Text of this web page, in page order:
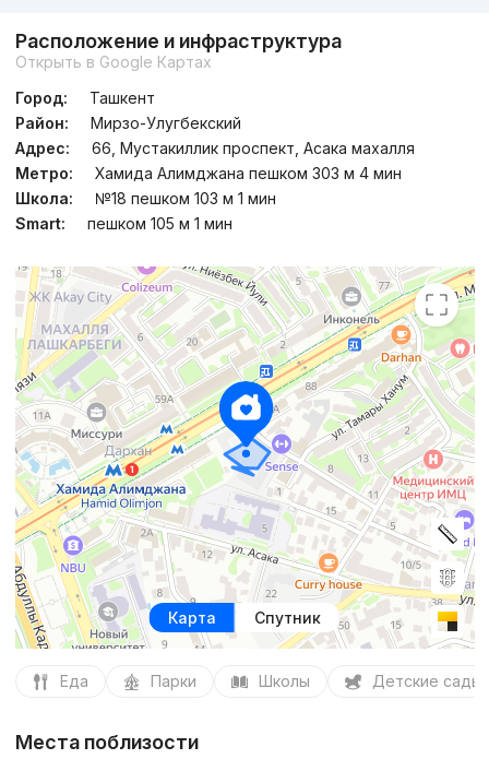
Расположение и инфраструктура
Открыть в Google Картах
Город:
Ташкент
Район:
Мирзо-Улугбекский
Адрес:
66, Мустакиллик проспект, Асака махалля
Метро:
Хамида Алимджана пешком 303 м 4 мин
Школа:
№18 пешком 103 м 1 мин
Smart:
пешком 105 м 1 мин
Карта Спутник
Еда Парки Школы Детские сады
Места поблизости